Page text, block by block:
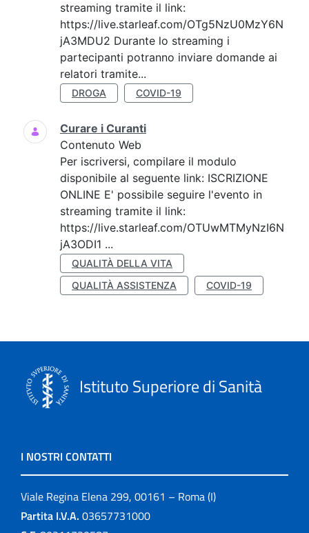
streaming tramite il link:
https://live.starleaf.com/OTg5NzU0MzY6N
jA3MDU2 Durante lo streaming i
partecipanti potranno inviare domande ai
relatori tramite...
DROGA COVID-19
Curare i Curanti
Contenuto Web
Per iscriversi, compilare il modulo
disponibile al seguente link: ISCRIZIONE
ONLINE E' possibile seguire l'evento in
streaming tramite il link:
https://live.starleaf.com/OTUwMTMyNzI6N
jA3ODI1 ...
QUALITÀ DELLA VITA
QUALITÀ ASSISTENZA
COVID-19
Istituto Superiore di Sanità
I NOSTRI CONTATTI
Viale Regina Elena 299, 00161 – Roma (I)
Partita I.V.A. 03657731000